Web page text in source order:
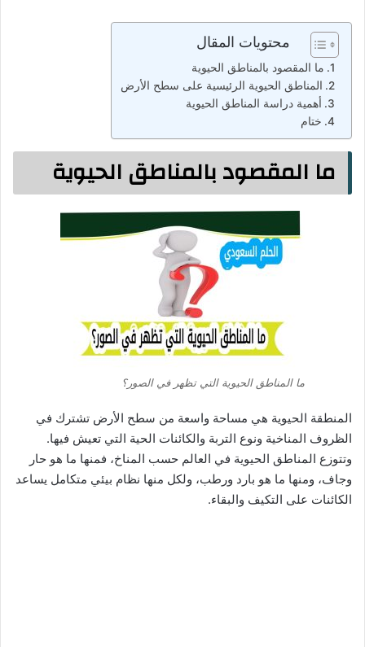
محتويات المقال
ما المقصود بالمناطق الحيوية
المناطق الحيوية الرئيسية على سطح الأرض
أهمية دراسة المناطق الحيوية
ختام
ما المقصود بالمناطق الحيوية
ما المناطق الحيوية التي تظهر في الصور؟
المنطقة الحيوية هي مساحة واسعة من سطح الأرض تشترك في
الظروف المناخية ونوع التربة والكائنات الحية التي تعيش فيها.
وتتوزع المناطق الحيوية في العالم حسب المناخ، فمنها ما هو حار
وجاف، ومنها ما هو بارد ورطب، ولكل منها نظام بيئي متكامل يساعد
الكائنات على التكيف والبقاء.